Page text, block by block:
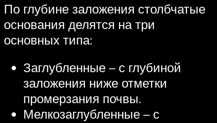
По глубине заложения столбчатые
основания делятся на три
основных типа:
Заглубленные – с глубиной
заложения ниже отметки
промерзания почвы.
Мелкозаглубленные – с